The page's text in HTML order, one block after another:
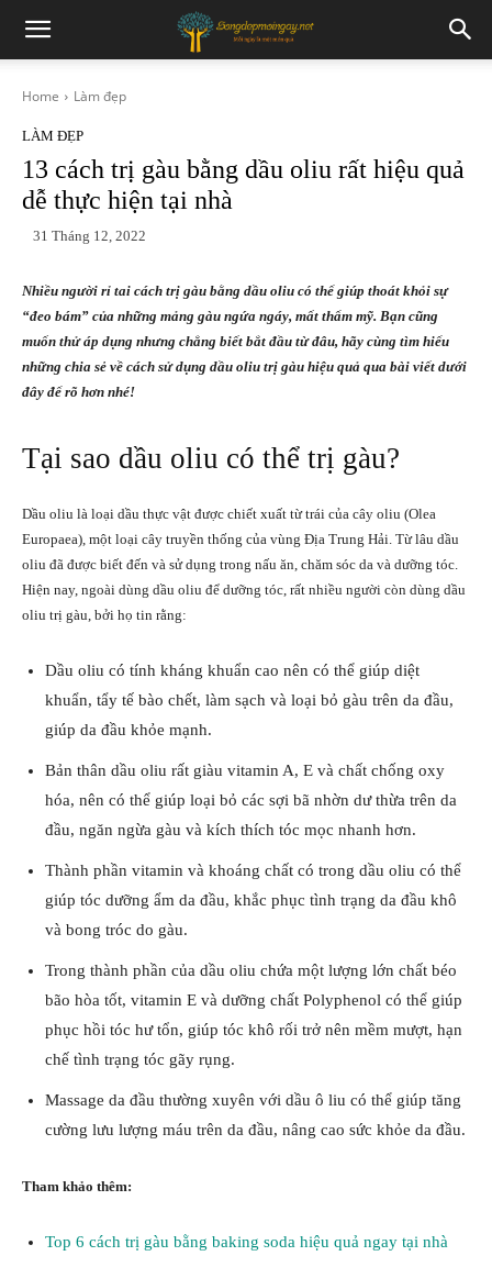
Home Làm đẹp
LÀM ĐẸP
13 cách trị gàu bằng dầu oliu rất hiệu quả
dễ thực hiện tại nhà
31 Tháng 12, 2022
Nhiều người rỉ tai cách trị gàu bằng dầu oliu có thể giúp thoát khỏi sự
“đeo bám” của những mảng gàu ngứa ngáy, mất thẩm mỹ. Bạn cũng
muốn thử áp dụng nhưng chẳng biết bắt đầu từ đâu, hãy cùng tìm hiểu
những chia sẻ về cách sử dụng dầu oliu trị gàu hiệu quả qua bài viết dưới
đây để rõ hơn nhé!
Tại sao dầu oliu có thể trị gàu?
Dầu oliu là loại dầu thực vật được chiết xuất từ trái của cây oliu (Olea
Europaea), một loại cây truyền thống của vùng Địa Trung Hải. Từ lâu dầu
oliu đã được biết đến và sử dụng trong nấu ăn, chăm sóc da và dưỡng tóc.
Hiện nay, ngoài dùng dầu oliu để dưỡng tóc, rất nhiều người còn dùng dầu
oliu trị gàu, bởi họ tin rằng:
Dầu oliu có tính kháng khuẩn cao nên có thể giúp diệt
khuẩn, tẩy tế bào chết, làm sạch và loại bỏ gàu trên da đầu,
giúp da đầu khỏe mạnh.
Bản thân dầu oliu rất giàu vitamin A, E và chất chống oxy
hóa, nên có thể giúp loại bỏ các sợi bã nhờn dư thừa trên da
đầu, ngăn ngừa gàu và kích thích tóc mọc nhanh hơn.
Thành phần vitamin và khoáng chất có trong dầu oliu có thể
giúp tóc dưỡng ẩm da đầu, khắc phục tình trạng da đầu khô
và bong tróc do gàu.
Trong thành phần của dầu oliu chứa một lượng lớn chất béo
bão hòa tốt, vitamin E và dưỡng chất Polyphenol có thể giúp
phục hồi tóc hư tổn, giúp tóc khô rối trở nên mềm mượt, hạn
chế tình trạng tóc gãy rụng.
Massage da đầu thường xuyên với dầu ô liu có thể giúp tăng
cường lưu lượng máu trên da đầu, nâng cao sức khỏe da đầu.
Tham khảo thêm:
Top 6 cách trị gàu bằng baking soda hiệu quả ngay tại nhà